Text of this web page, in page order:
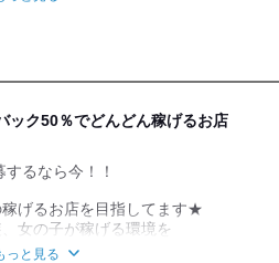
立ち仕事
力仕事が多い
ック50％でどんどん稼げるお店
るなら今！！
げるお店を目指してます★
女の子が稼げる環境を
ーヴに体験・入店に来てください♪
っと見る